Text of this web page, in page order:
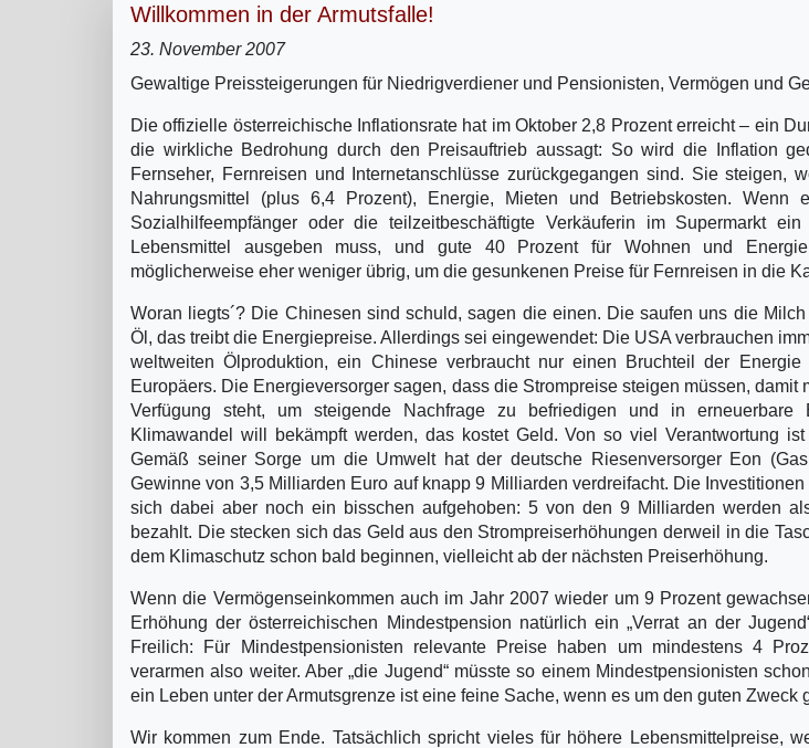
Willkommen in der Armutsfalle!
23. November 2007
Gewaltige Preissteigerungen für Niedrigverdiener und Pensionisten, Vermögen und
Die offizielle österreichische Inflationsrate hat im Oktober 2,8 Prozent erreicht – ein
die wirkliche Bedrohung durch den Preisauftrieb aussagt: So wird die Inflation
Fernseher, Fernreisen und Internetanschlüsse zurückgegangen sind. Sie steigen,
Nahrungsmittel (plus 6,4 Prozent), Energie, Mieten und Betriebskosten. Wenn
Sozialhilfeempfänger oder die teilzeitbeschäftigte Verkäuferin im Supermarkt
Lebensmittel ausgeben muss, und gute 40 Prozent für Wohnen und
möglicherweise eher weniger übrig, um die gesunkenen Preise für Fernreisen in die
Woran liegts´? Die Chinesen sind schuld, sagen die einen. Die saufen uns die
Öl, das treibt die Energiepreise. Allerdings sei eingewendet: Die USA verbrauchen
weltweiten Ölproduktion, ein Chinese verbraucht nur einen Bruchteil der Energie
Europäers. Die Energieversorger sagen, dass die Strompreise steigen müssen, damit
Verfügung steht, um steigende Nachfrage zu befriedigen und in erneuerbare
Klimawandel will bekämpft werden, das kostet Geld. Von so viel Verantwortung
Gemäß seiner Sorge um die Umwelt hat der deutsche Riesenversorger Eon
Gewinne von 3,5 Milliarden Euro auf knapp 9 Milliarden verdreifacht. Die
sich dabei aber noch ein bisschen aufgehoben: 5 von den 9 Milliarden werden
bezahlt. Die stecken sich das Geld aus den Strompreiserhöhungen derweil in die
dem Klimaschutz schon bald beginnen, vielleicht ab der nächsten Preiserhöhung.
Wenn die Vermögenseinkommen auch im Jahr 2007 wieder um 9 Prozent
Erhöhung der österreichischen Mindestpension natürlich ein „Verrat an der
Freilich: Für Mindestpensionisten relevante Preise haben um mindestens 4
verarmen also weiter. Aber „die Jugend“ müsste so einem Mindestpensionisten
ein Leben unter der Armutsgrenze ist eine feine Sache, wenn es um den guten Zweck
Wir kommen zum Ende. Tatsächlich spricht vieles für höhere Lebensmittelpreise,